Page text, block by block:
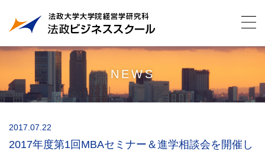
NEWS
2017.07.22
2017年度第1回MBAセミナー＆進学相談会を開催し